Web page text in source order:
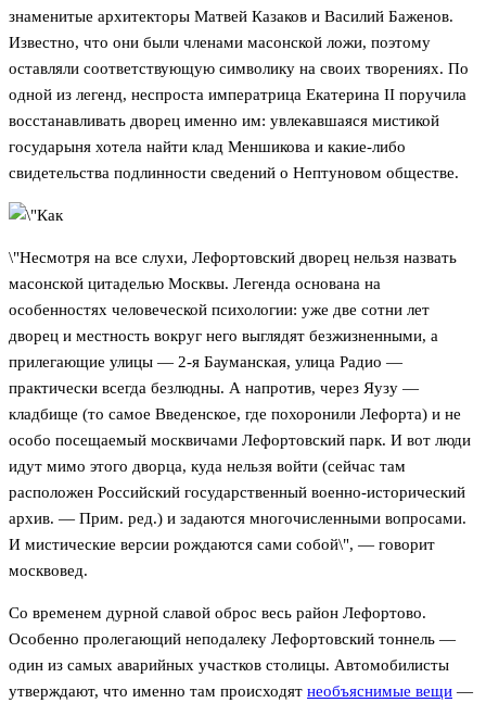
знаменитые архитекторы Матвей Казаков и Василий Баженов.
Известно, что они были членами масонской ложи, поэтому
оставляли соответствующую символику на своих творениях. По
одной из легенд, неспроста императрица Екатерина II поручила
восстанавливать дворец именно им: увлекавшаяся мистикой
государыня хотела найти клад Меншикова и какие-либо
свидетельства подлинности сведений о Нептуновом обществе.
\"Несмотря на все слухи, Лефортовский дворец нельзя назвать
масонской цитаделью Москвы. Легенда основана на
особенностях человеческой психологии: уже две сотни лет
дворец и местность вокруг него выглядят безжизненными, а
прилегающие улицы — 2-я Бауманская, улица Радио —
практически всегда безлюдны. А напротив, через Яузу —
кладбище (то самое Введенское, где похоронили Лефорта) и не
особо посещаемый москвичами Лефортовский парк. И вот люди
идут мимо этого дворца, куда нельзя войти (сейчас там
расположен Российский государственный военно-исторический
архив. — Прим. ред.) и задаются многочисленными вопросами.
И мистические версии рождаются сами собой\", — говорит
москвовед.
Со временем дурной славой оброс весь район Лефортово.
Особенно пролегающий неподалеку Лефортовский тоннель —
один из самых аварийных участков столицы. Автомобилисты
утверждают, что именно там происходят необъяснимые вещи —